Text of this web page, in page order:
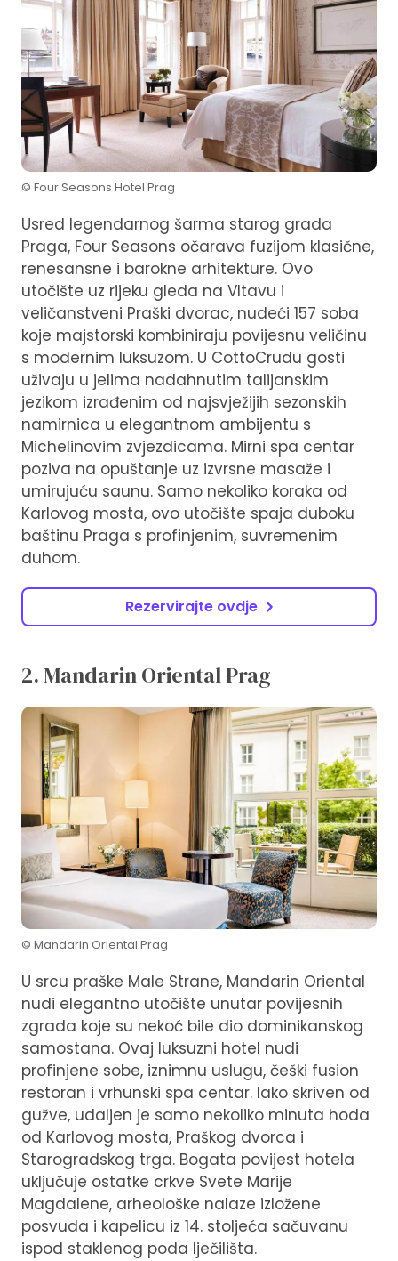
© Four Seasons Hotel Prag
Usred legendarnog šarma starog grada
Praga, Four Seasons očarava fuzijom klasične,
renesansne i barokne arhitekture. Ovo
utočište uz rijeku gleda na Vltavu i
veličanstveni Praški dvorac, nudeći 157 soba
koje majstorski kombiniraju povijesnu veličinu
s modernim luksuzom. U CottoCrudu gosti
uživaju u jelima nadahnutim talijanskim
jezikom izrađenim od najsvježijih sezonskih
namirnica u elegantnom ambijentu s
Michelinovim zvjezdicama. Mirni spa centar
poziva na opuštanje uz izvrsne masaže i
umirujuću saunu. Samo nekoliko koraka od
Karlovog mosta, ovo utočište spaja duboku
baštinu Praga s profinjenim, suvremenim
duhom.
Rezervirajte ovdje
2. Mandarin Oriental Prag
© Mandarin Oriental Prag
U srcu praške Male Strane, Mandarin Oriental
nudi elegantno utočište unutar povijesnih
zgrada koje su nekoć bile dio dominikanskog
samostana. Ovaj luksuzni hotel nudi
profinjene sobe, iznimnu uslugu, češki fusion
restoran i vrhunski spa centar. Iako skriven od
gužve, udaljen je samo nekoliko minuta hoda
od Karlovog mosta, Praškog dvorca i
Starogradskog trga. Bogata povijest hotela
uključuje ostatke crkve Svete Marije
Magdalene, arheološke nalaze izložene
posvuda i kapelicu iz 14. stoljeća sačuvanu
ispod staklenog poda lječilišta.